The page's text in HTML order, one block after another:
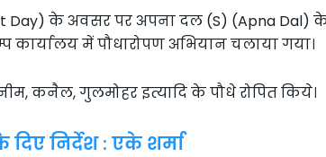
Day) के अवसर पर अपना दल (S) (Apna Dal)
कार्यालय में पौधारोपण अभियान चलाया गया।
कनैल, गुलमोहर इत्यादि के पौधे रोपित किये।
निर्देश : एके शर्मा